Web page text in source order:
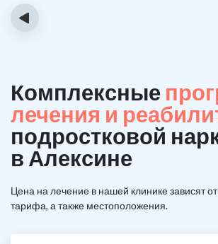
‹
Комплексные
лечения и
подростковой
в Алексине
Цена на лечение в нашей клинике зависят
тарифа, а также местоположения.